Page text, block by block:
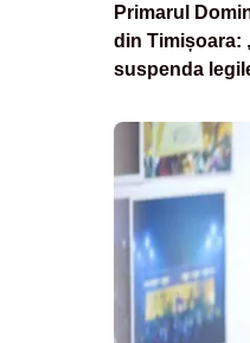
Primarul
din Timișoara:
suspenda